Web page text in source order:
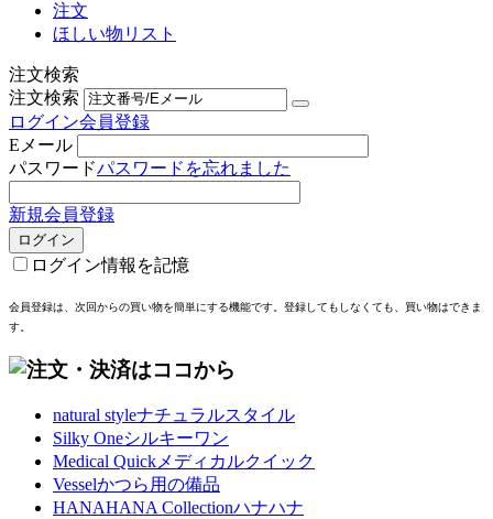
注文
ほしい物リスト
注文検索
注文検索
ログイン会員登録
Eメール
パスワードパスワードを忘れました
新規会員登録
ログイン
ログイン情報を記憶
会員登録は、次回からの買い物を簡単にする機能です。登録してもしなくても、買い物はできま
す。
natural styleナチュラルスタイル
Silky Oneシルキーワン
Medical Quick メディカルクイック
Vesselかつら用の備品
HANAHANA Collectionハナハナ